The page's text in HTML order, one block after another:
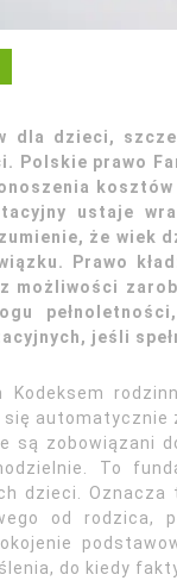
dla dzieci,
Polskie prawo
ustaje
że wiek
Prawo
możliwości
jeśli
Kodeksem
automatycznie
są zobowiązani
To
dzieci.
od rodzica,
do kiedy